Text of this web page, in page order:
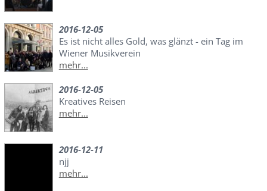
2016-12-05
Es ist nicht alles Gold, was glänzt - ein Tag im
Wiener Musikverein
mehr...
2016-12-05
Kreatives Reisen
mehr...
2016-12-11
njj
mehr...